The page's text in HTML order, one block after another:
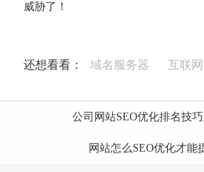
威胁了！
还想看看： 域名服务器 互联网
公司网站SEO优化排名技
网站怎么SEO优化才能